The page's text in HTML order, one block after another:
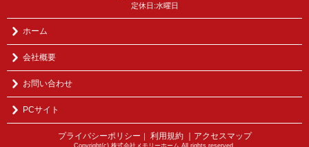
定休日:水曜日
ホーム
会社概要
お問い合わせ
PCサイト
プライバシーポリシー ｜ 利用規約 ｜アクセスマップ
Copyright(c) 株式会社メモリーホーム All rights reserved.